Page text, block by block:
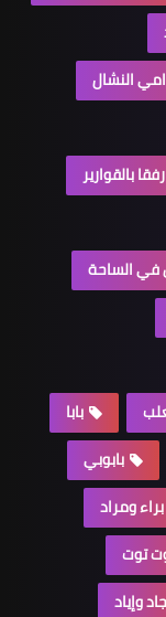
النشال
بالقوارير
في الساحة
بابا
بابوبي
براء ومراد
توت
جاد وإياد